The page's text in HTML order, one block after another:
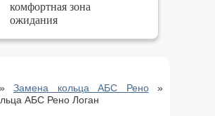
комфортная зона
ожидания
Замена кольца АБС Рено»
АБС Рено Логан